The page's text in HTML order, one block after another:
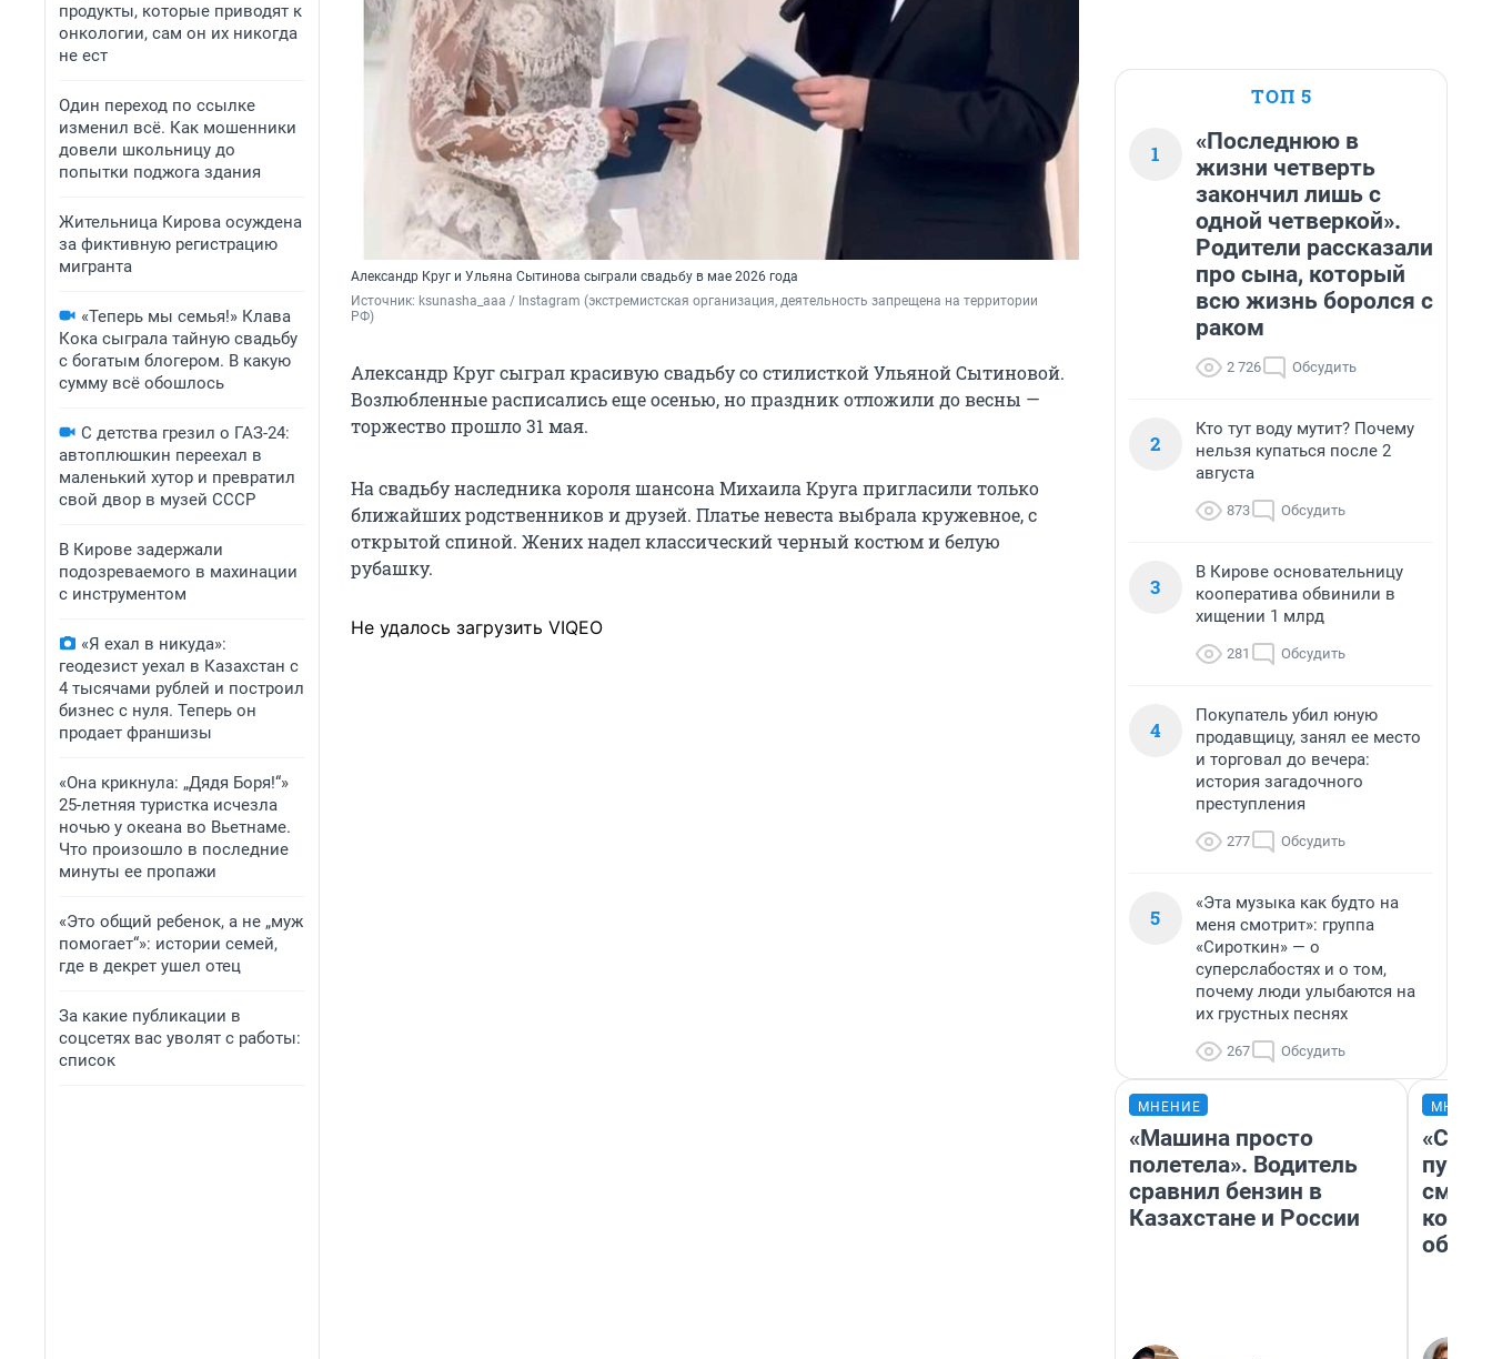
продукты, которые приводят к
онкологии, сам он их никогда
не ест
Один переход по ссылке
изменил всё. Как мошенники
довели школьницу до
попытки поджога здания
Жительница Кирова осуждена
за фиктивную регистрацию
мигранта
«Теперь мы семья!» Клава
Кока сыграла тайную свадьбу
с богатым блогером. В какую
сумму всё обошлось
С детства грезил о ГАЗ-24:
автоплюшкин переехал в
маленький хутор и превратил
свой двор в музей СССР
В Кирове задержали
подозреваемого в махинации
с инструментом
«Я ехал в никуда»:
геодезист уехал в Казахстан с
4 тысячами рублей и построил
бизнес с нуля. Теперь он
продает франшизы
«Она крикнула: „Дядя Боря!“»
25-летняя туристка исчезла
ночью у океана во Вьетнаме.
Что произошло в последние
минуты ее пропажи
«Это общий ребенок, а не „муж
помогает“»: истории семей,
где в декрет ушел отец
За какие публикации в
соцсетях вас уволят с работы:
список
Александр Круг и Ульяна Сытинова сыграли свадьбу в мае 2026 года
Источник: ksunasha_aaa / Instagram (экстремистская организация, деятельность запрещена на территории
РФ)
Александр Круг сыграл красивую свадьбу со стилисткой Ульяной Сытиновой.
Возлюбленные расписались еще осенью, но праздник отложили до весны —
торжество прошло31 мая.
На свадьбу наследника короля шансона Михаила Круга пригласили только
ближайших родственников и друзей. Платье невеста выбрала кружевное, с
открытой спиной. Жених надел классический черный костюм и белую
рубашку.
Не удалось загрузить VIQEO
ТОП 5
1
«Последнюю в
жизни четверть
закончил лишь с
одной четверкой».
Родители рассказали
про сына, который
всю жизнь боролся с
раком
2 726 Обсудить
2
Кто тут воду мутит? Почему
нельзя купаться после 2
августа
873 Обсудить
3
В Кирове основательницу
кооператива обвинили в
хищении 1 млрд
281 Обсудить
4
Покупатель убил юную
продавщицу, занял ее место
и торговал до вечера:
история загадочного
преступления
277 Обсудить
5
«Эта музыка как будто на
меня смотрит»: группа
«Сироткин» — о
суперслабостях и о том,
почему люди улыбаются на
их грустных песнях
267 Обсудить
МНЕНИЕ
«Машина просто
полетела». Водитель
сравнил бензин в
Казахстане и России